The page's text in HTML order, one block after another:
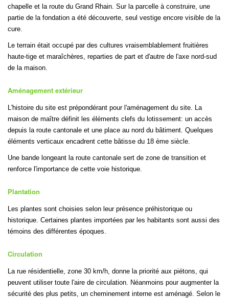
chapelle et la route du Grand Rhain. Sur la parcelle à construire, une
partie de la fondation a été découverte, seul vestige encore visible de la
cure.
Le terrain était occupé par des cultures vraisemblablement fruitières
haute-tige et maraîchères, reparties de part et d'autre de l'axe nord-sud
de la maison.
Aménagement extérieur
L'histoire du site est prépondérant pour l'aménagement du site. La
maison de maître définit les éléments clefs du lotissement: un accès
depuis la route cantonale et une place au nord du bâtiment. Quelques
éléments verticaux encadrent cette bâtisse du 18 ème siècle.
Une bande longeant la route cantonale sert de zone de transition et
renforce l'importance de cette voie historique.
Plantation
Les plantes sont choisies selon leur présence préhistorique ou
historique. Certaines plantes importées par les habitants sont aussi des
témoins des différentes époques.
Circulation
La rue résidentielle, zone 30 km/h, donne la priorité aux piétons, qui
peuvent utiliser toute l'aire de circulation. Néanmoins pour augmenter la
sécurité des plus petits, un cheminement interne est aménagé. Selon le